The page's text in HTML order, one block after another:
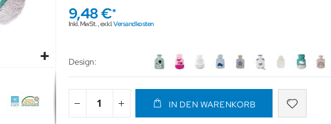
9,48 €
Inkl. MwSt.,exkl.Versandkosten
Design
IN DEN WARENKORB